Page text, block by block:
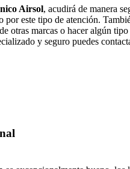
Airsol, acudirá de manera
por este tipo de atención.
otras marcas o hacer algún
y seguro puedes